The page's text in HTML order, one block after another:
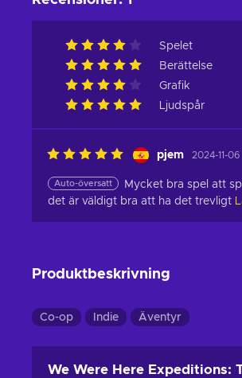
Spelet
Berättelse
Grafik
Ljudspår
pjem 2024-11-06
Auto-översatt
Mycket bra spel att
det är väldigt bra att ha det trevligt
Produktbeskrivning
Co-op Indie Äventyr
We Were Here Expeditions: